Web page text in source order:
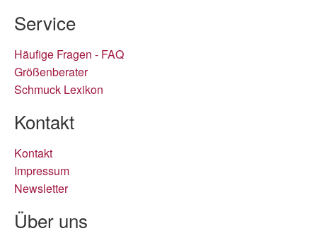
Service
Häufige Fragen - FAQ
Größenberater
Schmuck Lexikon
Kontakt
Kontakt
Impressum
Newsletter
Über uns